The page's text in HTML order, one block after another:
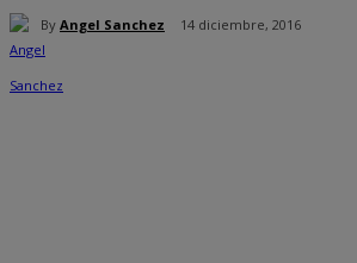
By Angel Sanchez 14 diciembre, 2016